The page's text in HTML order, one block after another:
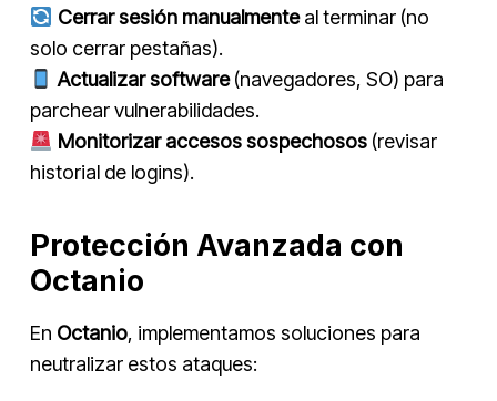
Cerrar sesión manualmenteal terminar (no
solo cerrar pestañas).
Actualizar software(navegadores, SO) para
parchear vulnerabilidades.
Monitorizar accesos sospechosos(revisar
historial de logins).
Protección Avanzada con
Octanio
En Octanio, implementamos soluciones para
neutralizar estos ataques: